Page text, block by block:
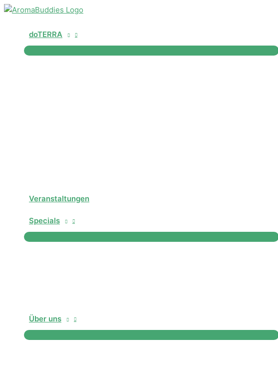
Zum
springendoTERRA
Veranstaltungen
Specials
Über uns